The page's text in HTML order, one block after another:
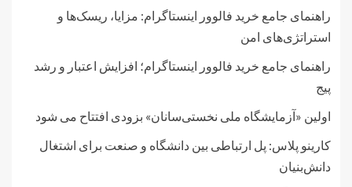
راهنمای جامع خرید فالوور اینستاگرام: مزایا، ریسک‌ها و
استراتژی‌های امن
راهنمای جامع خرید فالوور اینستاگرام؛ افزایش اعتبار و رشد
پیج
اولین «آزمایشگاه ملی نخستی‌سانان» بزودی افتتاح می شود
کارینو پلاس: پل ارتباطی بین دانشگاه و صنعت برای اشتغال
دانش‌بنیان